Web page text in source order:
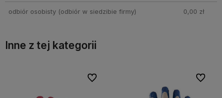
odbiór osobisty(odbiór w siedzibie firmy) 0,00 zł
Inne z tej kategorii
Do ulubionych
Do ulubionych Do
Do